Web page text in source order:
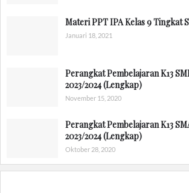
Materi PPT IPA Kelas 9 Tingkat
Januari 18, 2021
Perangkat Pembelajaran K13
2023/2024 (Lengkap)
November 15, 2020
Perangkat Pembelajaran K13
2023/2024 (Lengkap)
Oktober 28, 2020